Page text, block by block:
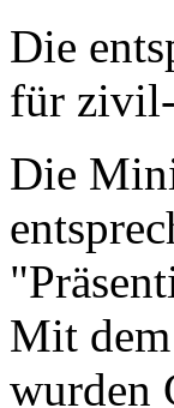
Die
für zivil-
Die
Mit
wurden